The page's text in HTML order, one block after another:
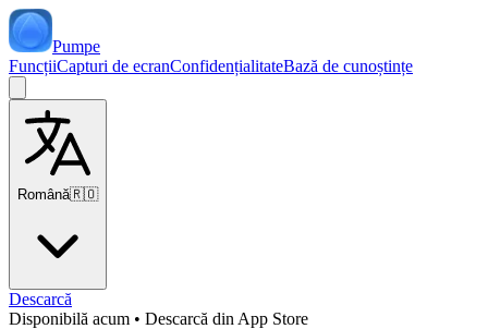
Pumpe
FuncțiiCapturi de ecranConfidențialitateBază de cunoștințe
Română🇷🇴
Descarcă
Disponibilă acum • Descarcă din App Store